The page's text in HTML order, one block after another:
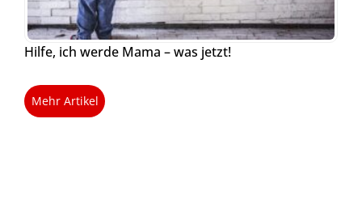
Hilfe, ich werde Mama – was jetzt!
Mehr Artikel